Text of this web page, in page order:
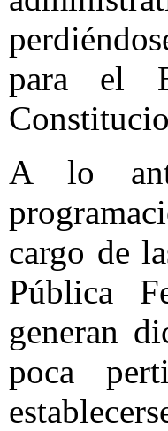
para el
A lo
cargo de
Pública
generan
poca